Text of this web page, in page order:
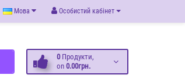
Особистий кабінет
Мова
0 Продукти,
on 0.00грн.